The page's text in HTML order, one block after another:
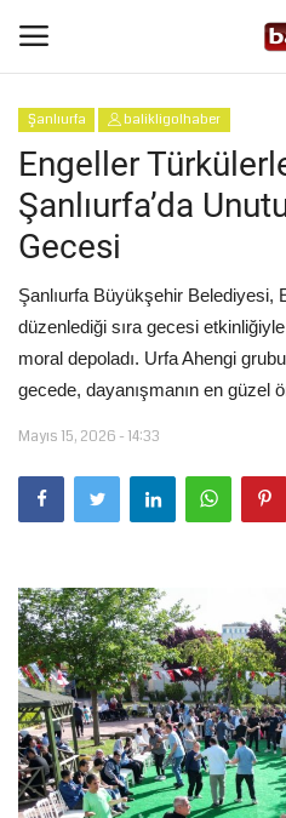
Giriş Yap
Anasayfa
Şanlıurfa
Eğitim
Spor
Gündem
Tekno Bilim
Ekonomi
Galeriler
Şanlıurfa balikligolhaber
Engeller
Şanlıurfa’da
Gecesi
Şanlıurfa Büyükşehir Belediyesi,
düzenlediği sıra gecesi
moral depoladı. Urfa Ahengi
gecede, dayanışmanın en güzel
Mayıs 15, 2026 - 14:33